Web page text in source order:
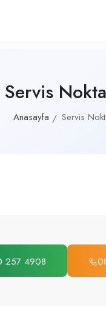
Servis
Anasayfa Servis
257 4908